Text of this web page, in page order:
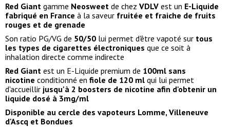
Red Giant gamme Neosweet de chez VDLV est un E-Liquide
fabriqué en France à la saveur fruitée et fraiche de fruits
rouges et de grenade
Son ratio PG/VG de 50/50 lui permet d'être vapoté sur tous
les types de cigarettes électroniques que ce soit à
inhalation directe comme indirecte
Red Giant est un E-Liquide premium de 100ml sans
nicotine conditionné en fiole de 120 ml qui lui permet
d'accueillir jusqu'à 2 boosters de nicotine afin d'obtenir un
liquide dosé à 3mg/ml
Disponible au cercle des vapoteurs Lomme, Villeneuve
d'Ascq et Bondues